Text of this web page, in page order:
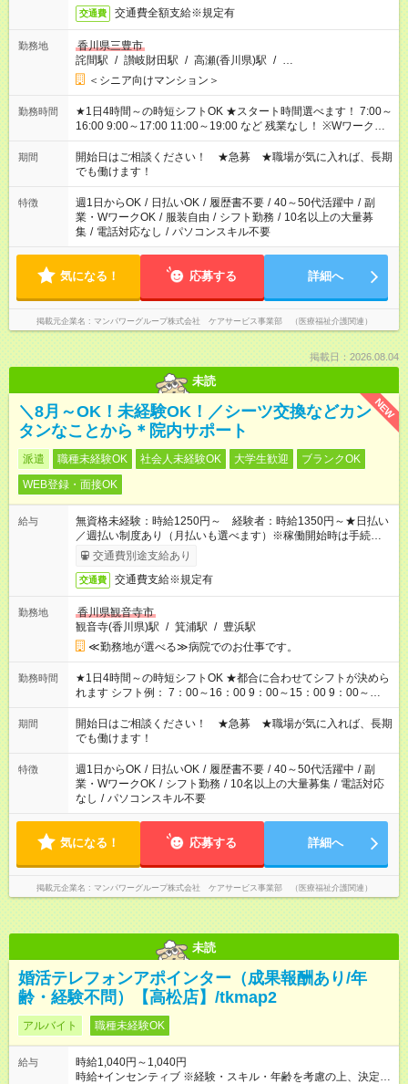
交通費 交通費全額支給※規定有
勤務地
香川県三豊市
詫間駅 / 讃岐財田駅 / 高瀬(香川県)駅 / …
＜シニア向けマンション＞
勤務時間
★1日4時間～の時短シフトOK ★スタート時間選べます！ 7:00～
16:00 9:00～17:00 11:00～19:00 など 残業なし！ ※Wワークの
場合、他のお仕事と合わせ週40時間超の就業はご案内できませ
ん ※法令に基づき、週20時間以上勤務は社会保険への加入対象
となります ※労働者派遣法（日雇い派遣の原則禁止）により、
短時間・短期間の就業はご案内が難しい場合があります
期間
開始日はご相談ください！ ★急募 ★職場が気に入れば、長期
でも働けます！
特徴 週1日からOK / 日払いOK / 履歴書不要 / 40～50代活躍中 / 副
業・WワークOK / 服装自由 / シフト勤務 / 10名以上の大量募
集 / 電話対応なし / パソコンスキル不要
気になる！ 応募する 詳細へ
掲載元企業名 マンパワーグループ株式会社 ケアサービス事業部 （医療福祉介護関連）
掲載日：2026.08.04
未読
NEW
＼8月～OK！未経験OK！／シーツ交換などカン
タンなことから＊院内サポート
派遣 職種未経験OK 社会人未経験OK 大学生歓迎
ブランクOK
WEB登録・面接OK
給与
無資格未経験：時給1250円～ 経験者：時給1350円～★日払い
／週払い制度あり（月払いも選べます）※稼働開始時は手続き完
了次第のお支払いとなります。
交通費別途支給あり
交通費 交通費支給※規定有
勤務地
香川県観音寺市
観音寺(香川県)駅 / 箕浦駅 / 豊浜駅
≪勤務地が選べる≫病院でのお仕事です。
勤務時間
★1日4時間～の時短シフトOK ★都合に合わせてシフトが決めら
れます シフト例： 7：00～16：00 9：00～15：00 9：00～
18：00 11：00～20：00 など ※Wワークの場合、他のお仕事と
合わせ週40時間超の就業はご案内できません ※法令に基づき、
週20時間以上勤務は社会保険への加入対象となります ※労働者
派遣法（日雇い派遣の原則禁止）により、短時間・短期間の就
業はご案内が難しい場合があります
期間
開始日はご相談ください！ ★急募 ★職場が気に入れば、長期
でも働けます！
特徴 週1日からOK / 日払いOK / 履歴書不要 / 40～50代活躍中 / 副
業・WワークOK / シフト勤務 / 10名以上の大量募集 / 電話対応
なし / パソコンスキル不要
気になる！ 応募する 詳細へ
掲載元企業名 マンパワーグループ株式会社 ケアサービス事業部 （医療福祉介護関連）
未読
婚活テレフォンアポインター（成果報酬あり/年
齢・経験不問）【高松店】/tkmap2
アルバイト 職種未経験OK
給与
時給1,040円～1,040円
時給+インセンティブ ※経験・スキル・年齢を考慮の上、決定し